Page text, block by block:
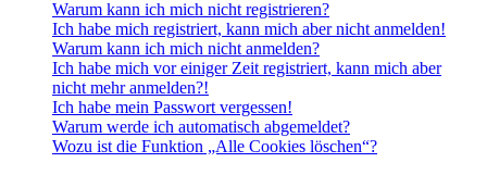
Warum kann ich mich nicht registrieren?
Ich habe mich registriert, kann mich aber nicht anmelden!
Warum kann ich mich nicht anmelden?
Ich habe mich vor einiger Zeit registriert, kann mich aber
nicht mehr anmelden?!
Ich habe mein Passwort vergessen!
Warum werde ich automatisch abgemeldet?
Wozu ist die Funktion „Alle Cookies löschen“?